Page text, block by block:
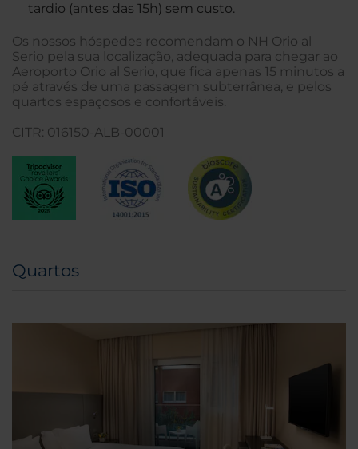
tardio (antes das 15h) sem custo.
Os nossos hóspedes recomendam o NH Orio al
Serio pela sua localização, adequada para chegar ao
Aeroporto Orio al Serio, que fica apenas 15 minutos a
pé através de uma passagem subterrânea, e pelos
quartos espaçosos e confortáveis.
CITR: 016150-ALB-00001
Quartos